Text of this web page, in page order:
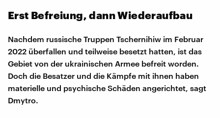
Erst Befreiung, dann Wiederaufbau
Nachdem russische Truppen Tschernihiw im Februar
2022 überfallen und teilweise besetzt hatten, ist das
Gebiet von der ukrainischen Armee befreit worden.
Doch die Besatzer und die Kämpfe mit ihnen haben
materielle und psychische Schäden angerichtet, sagt
Dmytro.